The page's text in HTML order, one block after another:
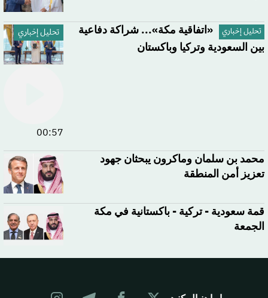
تحليل إخباري
00:57
تحليل إخباري
«اتفاقية مكة»... شراكة دفاعية
بين السعودية وتركيا وباكستان
محمد بن سلمان وماكرون يبحثان جهود
تعزيز أمن المنطقة
قمة سعودية - تركية - باكستانية في مكة
الجمعة